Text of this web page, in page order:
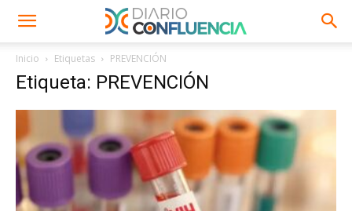
Inicio Etiquetas PREVENCIÓN
Etiqueta: PREVENCIÓN